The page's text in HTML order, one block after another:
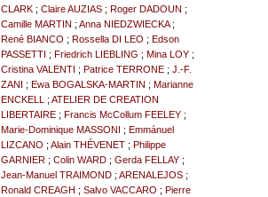
CLARK; Claire AUZIAS; Roger DADOUN ;
Camille MARTIN ; Anna NIEDZWIECKA;
René BIANCO ; Rossella DI LEO ; Edson
PASSETTI ; Friedrich LIEBLING ; Mina LOY;
Cristina VALENTI ; Patrice TERRONE; J.-F.
ZANI ; Ewa BOGALSKA-MARTIN ; Marianne
ENCKELL
; ATELIER DE CREATION
LIBERTAIRE; Francis McCollum FEELEY;
Marie-Dominique MASSONI ; Emmánuel
LIZCANO ; Alain THÉVENET; Philippe
GARNIER; Colin WARD; Gerda FELLAY;
Jean-Manuel TRAIMOND; ARENALEJOS;
Ronald CREAGH ; Salvo VACCARO ; Pierre